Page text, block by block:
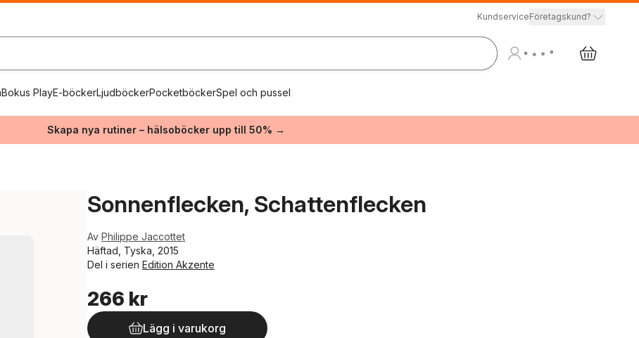
KundserviceFöretagskund?
Bokus PlayE-böckerLjudböckerPocketböckerSpel och pussel
Skapa nya rutiner – hälsoböcker upp till 50% →
Sonnenflecken, Schattenflecken
Av Philippe Jaccottet
Häftad, Tyska, 2015
Del i serien Edition Akzente
266 kr
Lägg i varukorg